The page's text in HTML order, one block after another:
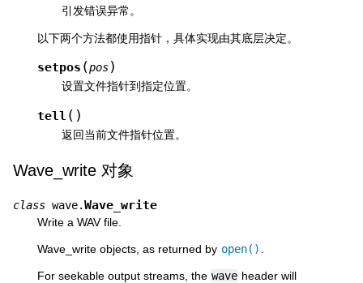
引发错误异常。
以下两个方法都使用指针，具体实现由其底层决定。
setpos (pos)
设置文件指针到指定位置。
tell ( )
返回当前文件指针位置。
Wave_write 对象
class wave.Wave_write
Write a WAV file.
Wave_write objects, as returned by open()
For seekable output streams, the wave header will